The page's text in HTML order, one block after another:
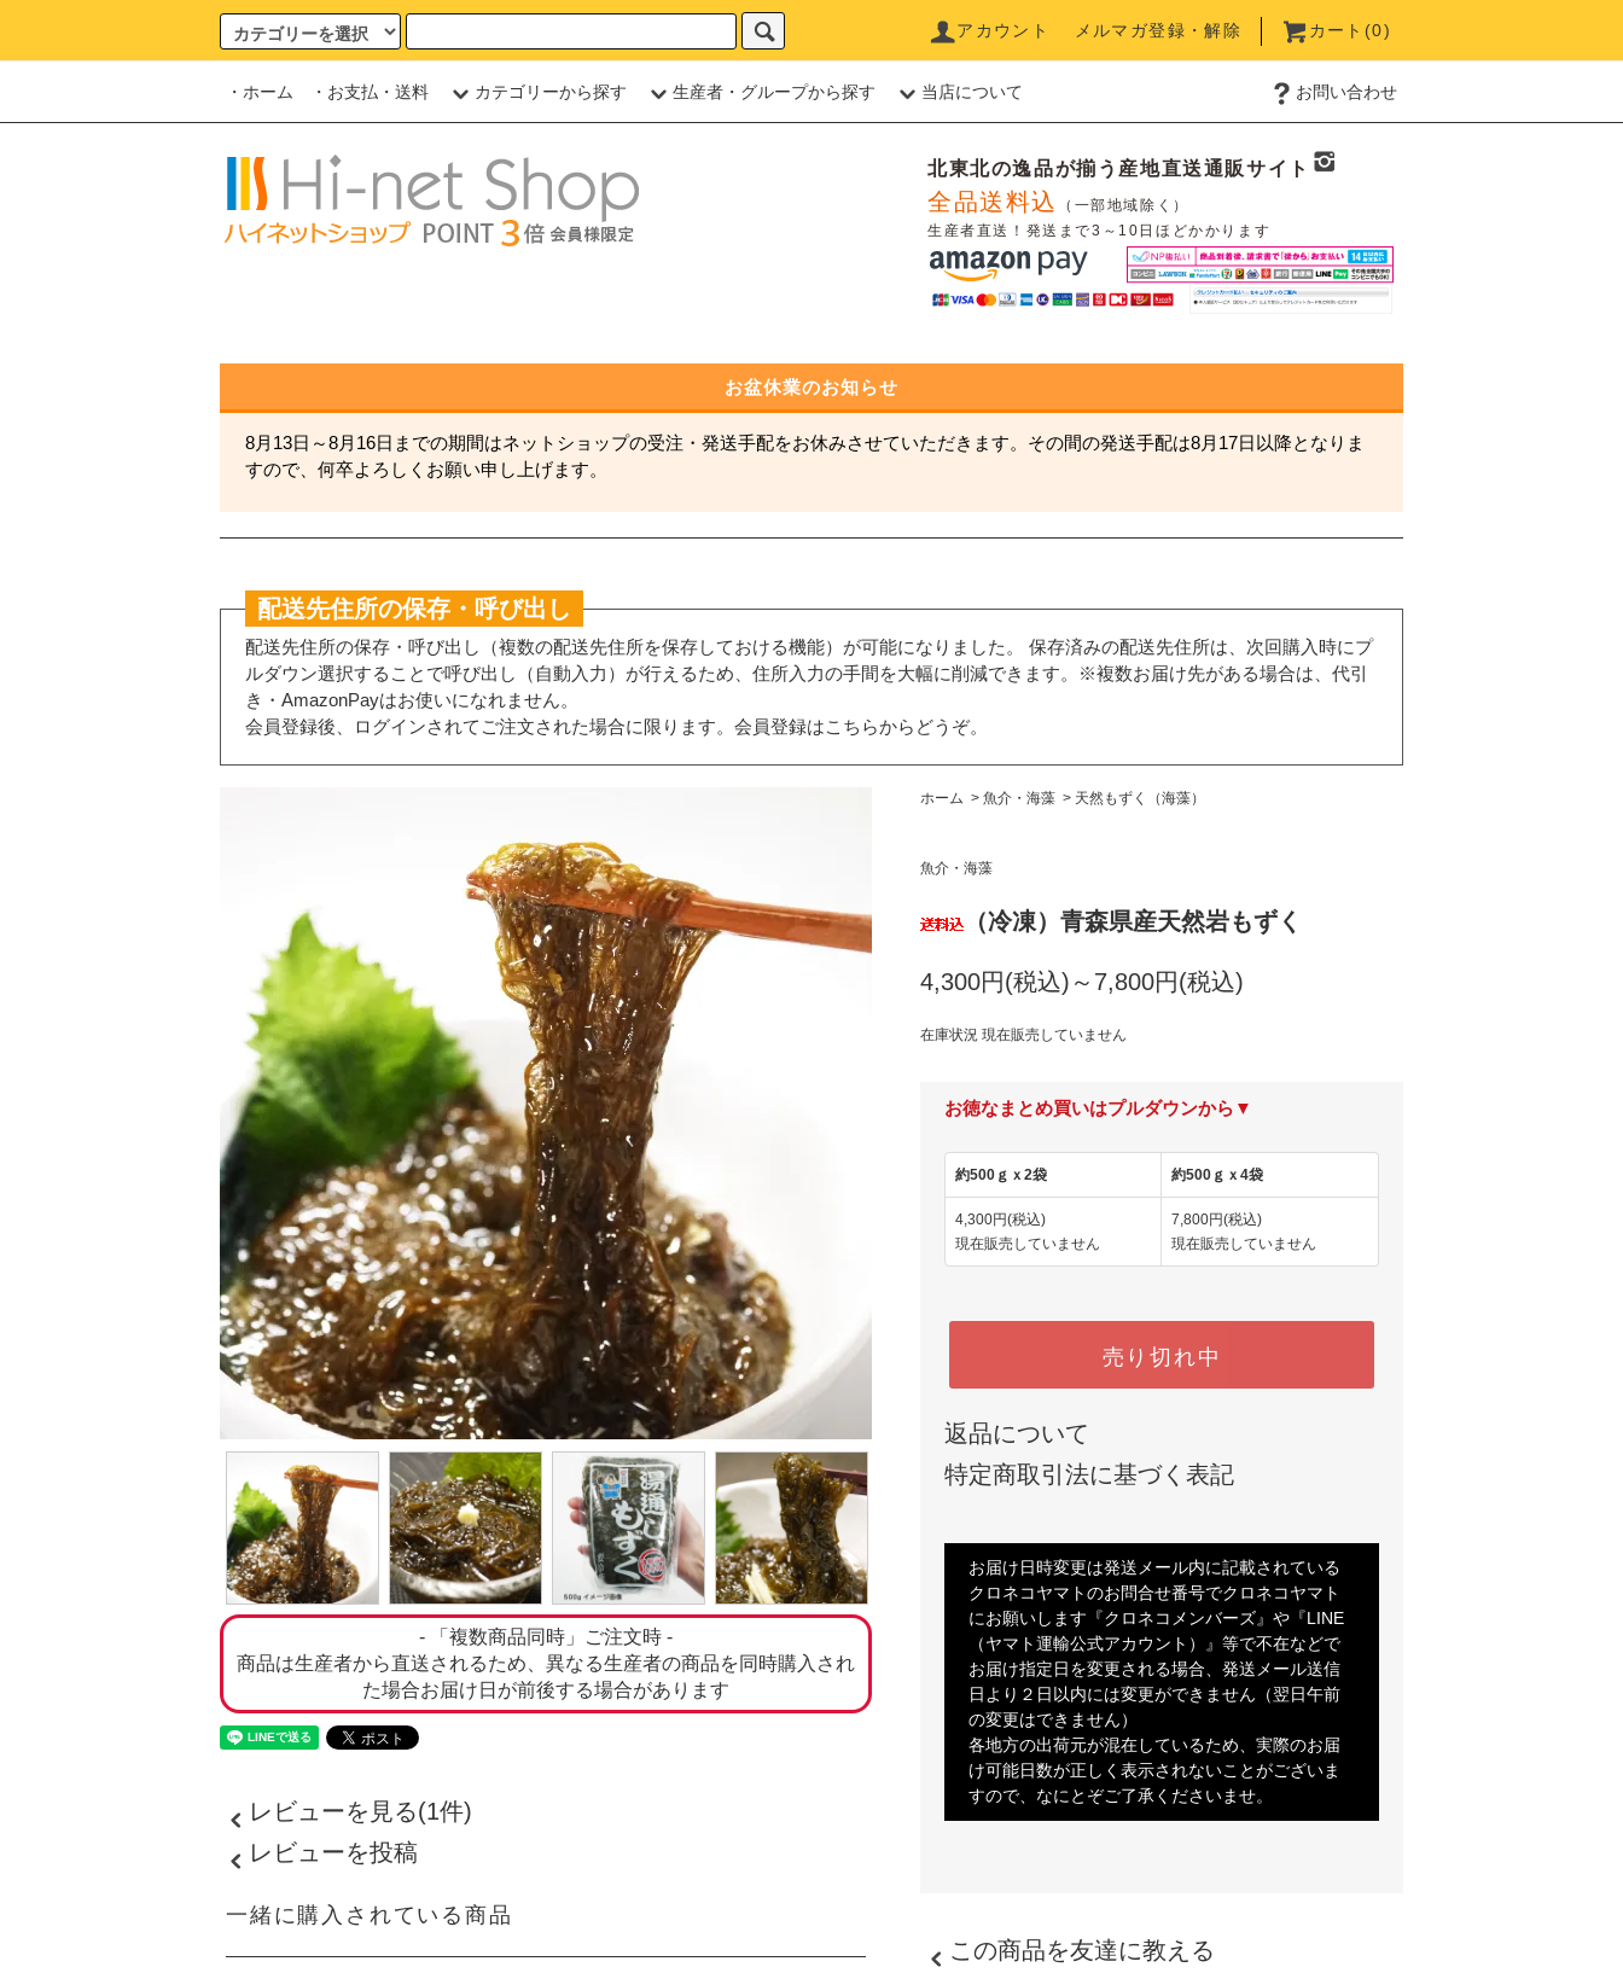
アカウント メルマガ登録・解除 カート(0)
・ホーム ・お支払・送料 カテゴリーから探す 生産者・グループから探す 当店について お問い合わせ
北東北の逸品が揃う産地直送通販サイト
全品送料込
（一部地域除く）
生産者直送！発送まで3～10日ほどかかります
お盆休業のお知らせ
8月13日～8月16日までの期間はネットショップの受注・発送手配をお休みさせていただきます。その間の発送手配は8月17日以降となりま
すので、何卒よろしくお願い申し上げます。
配送先住所の保存・呼び出し
配送先住所の保存・呼び出し（複数の配送先住所を保存しておける機能）が可能になりました。 保存済みの配送先住所は、次回購入時にプ
ルダウン選択することで呼び出し（自動入力）が行えるため、住所入力の手間を大幅に削減できます。※複数お届け先がある場合は、代引
き・AmazonPayはお使いになれません。
会員登録後、ログインされてご注文された場合に限ります。 会員登録はこちらからどうぞ。
- 「複数商品同時」ご注文時 -
商品は生産者から直送されるため、異なる生産者の商品を同時購入され
た場合お届け日が前後する場合があります
レビューを見る(1件)
レビューを投稿
一緒に購入されている商品
ホーム > 魚介・海藻 > 天然もずく（海藻）
魚介・海藻
（冷凍）青森県産天然岩もずく
4,300円(税込)～7,800円(税込)
在庫状況 現在販売していません
お徳なまとめ買いはプルダウンから▼
約500ｇｘ2袋 約500ｇｘ4袋
4,300円(税込)
現在販売していません
7,800円(税込)
現在販売していません
売り切れ中
返品について
特定商取引法に基づく表記
お届け日時変更は発送メール内に記載されている
クロネコヤマトのお問合せ番号でクロネコヤマト
にお願いします『クロネコメンバーズ』や『LINE
（ヤマト運輸公式アカウント）』等で不在などで
お届け指定日を変更される場合、発送メール送信
日より２日以内には変更ができません（翌日午前
の変更はできません）
各地方の出荷元が混在しているため、実際のお届
け可能日数が正しく表示されないことがございま
すので、なにとぞご了承くださいませ。
この商品を友達に教える